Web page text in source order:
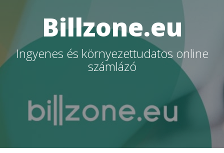
Billzone.eu
Ingyenes és környezettudatos online
számlázó